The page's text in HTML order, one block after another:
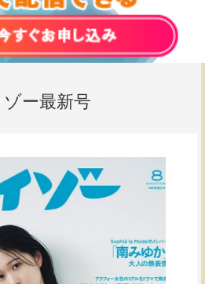
ー最新号